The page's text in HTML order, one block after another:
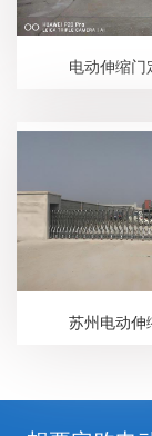
电动伸缩门
苏州电动伸